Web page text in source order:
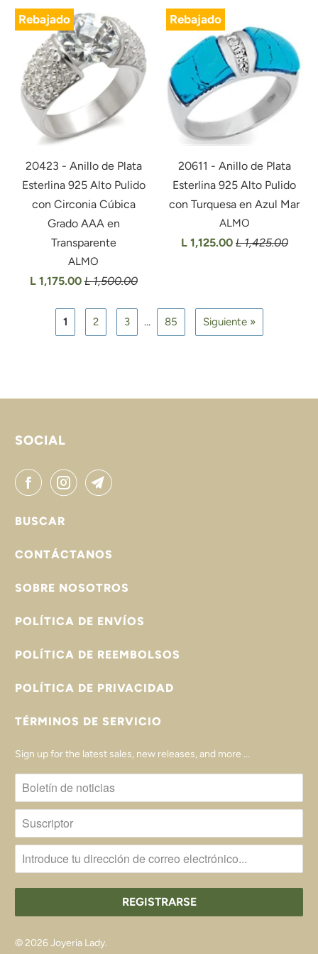
Rebajado
20423 - Anillo de Plata
Esterlina 925 Alto Pulido
con Circonia Cúbica
Grado AAA en
Transparente
ALMO
L 1,175.00L 1,500.00
Rebajado
20611 - Anillo de Plata
Esterlina 925 Alto Pulido
con Turquesa en Azul Mar
ALMO
L 1,125.00 L 1,425.00
1 2 3 … 85 Siguiente »
SOCIAL
BUSCAR
CONTÁCTANOS
SOBRE NOSOTROS
POLÍTICA DE ENVÍOS
POLÍTICA DE REEMBOLSOS
POLÍTICA DE PRIVACIDAD
TÉRMINOS DE SERVICIO
Sign up for the latest sales, new releases, and more ...
© 2026Joyeria Lady.